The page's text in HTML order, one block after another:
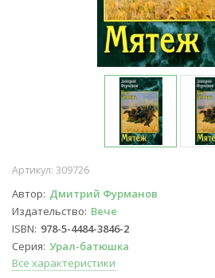
Артикул: 309726
Автор Дмитрий Фурманов
Издательство Вече
ISBN 978-5-4484-3846-2
Серия Урал-батюшка
Все характеристики